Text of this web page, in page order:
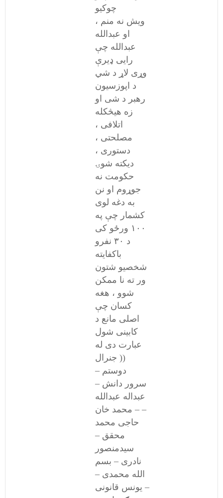
چوکیو
ویش نه منم ،
او عبدالله
عبدالله چې
رایی ډیرې
وړی لاړ د شي
د اپوزسیون
رهبر د شی او
زه هیڅکله
اتلافی ،
مصلحتی ،
دستوری ،
دیکته شوۍ
حکومت نه
جوړوم او نن
به دغه لوی
کشمار چې په
۱۰۰ ورځو کی
د ۳۰ نفرو
باکفایته
شخصیو شتون
ور ته نا ممکن
شوو ، هغه
کسان چې
اصلی مانع د
کابینی شول
عبارت دی له
(( جنرال
دوستم –
سرور دانش –
عبداله عبدالله
– محمد خان –
حاجی محمد
محقق –
سیدمنصور
نادری – بسم
الله محمدی –
یونس قانونی –